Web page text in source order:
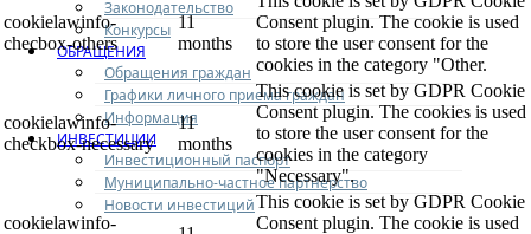
Законодательство
Конкурсы
ОБРАЩЕНИЯ
Обращения граждан
Графики личного приема граждан
Информация
ИНВЕСТИЦИИ
Инвестиционный паспорт
Муниципально-частное партнерство
Новости инвестиций
cookielawinfo-
checbox-others
11
months
Consent plugin. The cookie is used
to store the user consent for the
cookies in the category "Other.
cookielawinfo-
checkbox-necessary
11
months
This cookie is set by GDPR Cookie
Consent plugin. The cookies is used
to store the user consent for the
cookies in the category
"Necessary".
cookielawinfo-
This cookie is set by GDPR Cookie
Consent plugin. The cookie is used